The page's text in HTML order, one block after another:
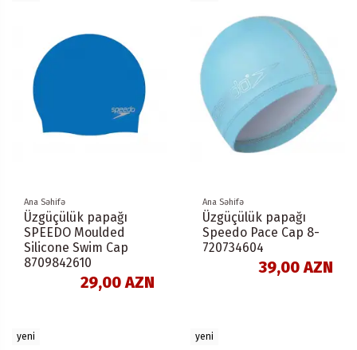
Ana Səhifə
Üzgüçülük papağı
SPEEDO Moulded
Silicone Swim Cap
8709842610
29,00 AZN
Ana Səhifə
Üzgüçülük papağı
Speedo Pace Cap 8-
720734604
39,00 AZN
yeni yeni